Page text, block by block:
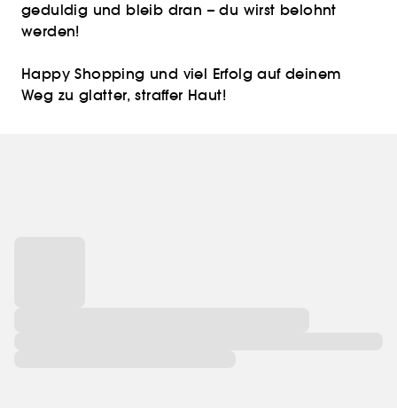
geduldig und bleib dran – du wirst belohnt
werden!
Happy Shopping und viel Erfolg auf deinem
Weg zu glatter, straffer Haut!